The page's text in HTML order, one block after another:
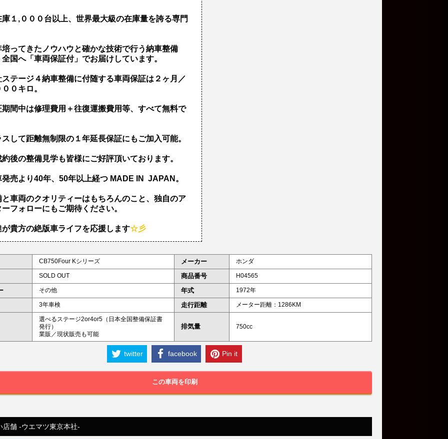
庫１,０００台以上、世界最大級の在庫量を誇る専門
培ってきたノウハウと確かな技術で行う納車整備
全国へ「車両保証付」でお届けしています。
ステージ４納車整備に付随する車両保証は２ヶ月／
０キロ。
期間中は修理費用＋往復運搬費用等、すべて無料で
スして距離無制限の１年延長保証にもご加入可能。
約後の整備見学も皆様にご好評頂いております。
発売より40年、50年以上経つ MADE IN JAPAN。
と車両のクオリティーはもちろんのこと、独自のア
フォローにもご期待ください。
が貴方の絶版車ライフを応援します☆彡
CB750Four Kシリーズ メーカー ホンダ
SOLD OUT 商品番号 H04565
その他 年式 1972年
3年車検 走行距離 メーター距離：1286KM
選べるステージ2or4or5（日本全国整備保証書
発行）
業販／現状販売も可能
排気量 750cc
twitter facebook Pin it
この車両を印刷
店舗 -ウエマツ東京本社-